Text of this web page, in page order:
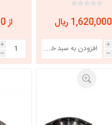
i
h
از 3,024,000 ریال
i
h